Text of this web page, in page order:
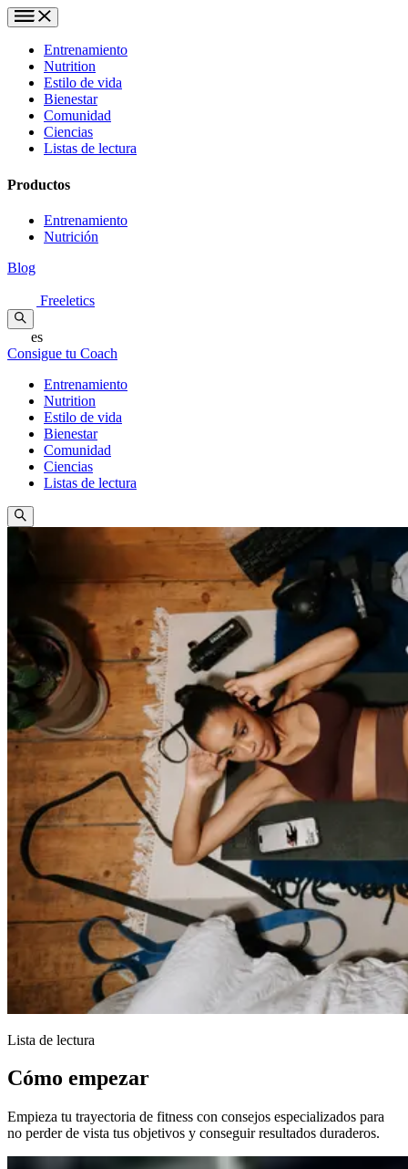
Entrenamiento
Nutrition
Estilo de vida
Bienestar
Comunidad
Ciencias
Listas de lectura
Productos
Entrenamiento
Nutrición
Blog
Freeletics
es
Consigue tu Coach
Entrenamiento
Nutrition
Estilo de vida
Bienestar
Comunidad
Ciencias
Listas de lectura
Lista de lectura
Cómo empezar
Empieza tu trayectoria de fitness con consejos especializados para
no perder de vista tus objetivos y conseguir resultados duraderos.